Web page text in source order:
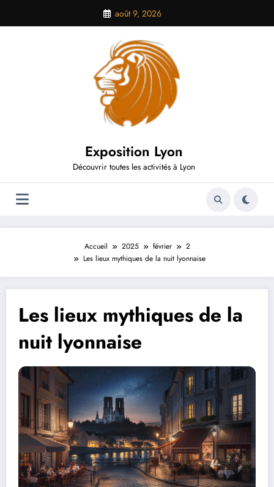
contenu
août 9, 2026
Exposition Lyon
Découvrir toutes les activités à Lyon
Accueil 2025 février
2
Les lieux mythiques de la nuit lyonnaise
Les lieux mythiques de la
nuit lyonnaise